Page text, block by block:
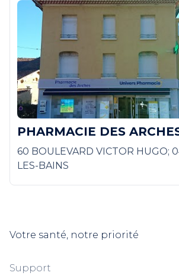
PHARMACIE DES
60 BOULEVARD VICTOR HUGO;
LES-BAINS
Votre santé, notre priorité
Support